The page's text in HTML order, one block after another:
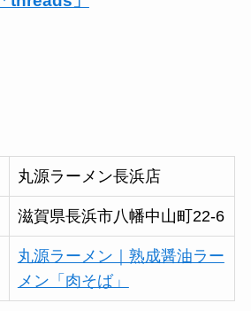
丸源ラーメン長浜店
滋賀県長浜市八幡中山町22-6
丸源ラーメン｜熟成醤油ラー
メン「肉そば」